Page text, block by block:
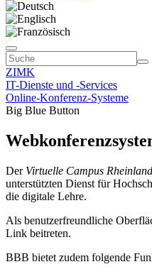
ZIMK
IT-Dienste und -Services
Online-Konferenz-Systeme
Big Blue Button
Der Virtuelle Campus
unterstützten Dienst für
die digitale Lehre.
Als benutzerfreundliche
Link beitreten.
BBB bietet zudem folgende